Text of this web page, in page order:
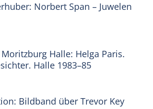
Norbert Span – Juwelen
Halle: Helga Paris.
Halle 1983–85
Bildband über Trevor Key